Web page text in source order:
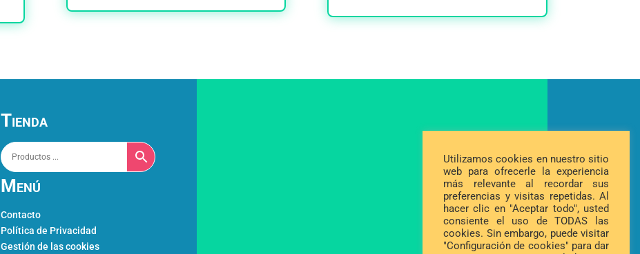
Tienda
Menú
Contacto
Política de Privacidad
Gestión de las cookies
Utilizamos cookies en nuestro sitio
web para ofrecerle la experiencia
más relevante al recordar sus
preferencias y visitas repetidas. Al
hacer clic en "Aceptar todo", usted
consiente el uso de TODAS las
cookies. Sin embargo, puede visitar
"Configuración de cookies" para dar